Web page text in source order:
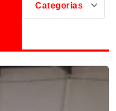
Categorias